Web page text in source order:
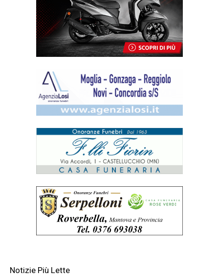
Notizie Più Lette